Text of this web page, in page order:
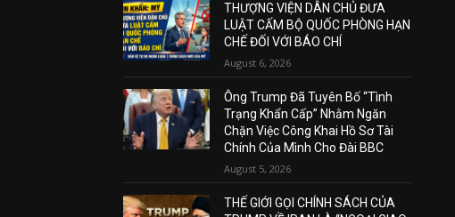
THƯỢNG VIỆN DÂN CHỦ ĐƯA
LUẬT CẤM BỘ QUỐC PHÒNG HẠN
CHẾ ĐỐI VỚI BÁO CHÍ
August 6, 2026
Ông Trump Đã Tuyên Bố “Tình
Trạng Khẩn Cấp” Nhằm Ngăn
Chặn Việc Công Khai Hồ Sơ Tài
Chính Của Mình Cho Đài BBC
August 5, 2026
THẾ GIỚI GỌI CHÍNH SÁCH CỦA